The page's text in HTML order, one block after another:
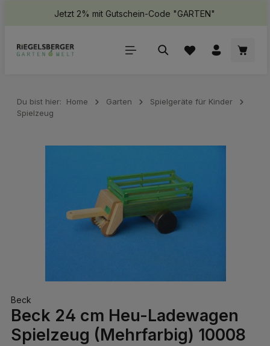
springenJetzt 2% mit Gutschein-Code "GARTEN"
Du bist hier: Home Garten
Spielgeräte für Kinder
Spielzeug
Beck
Beck 24 cm Heu-Ladewagen
Spielzeug (Mehrfarbig) 10008